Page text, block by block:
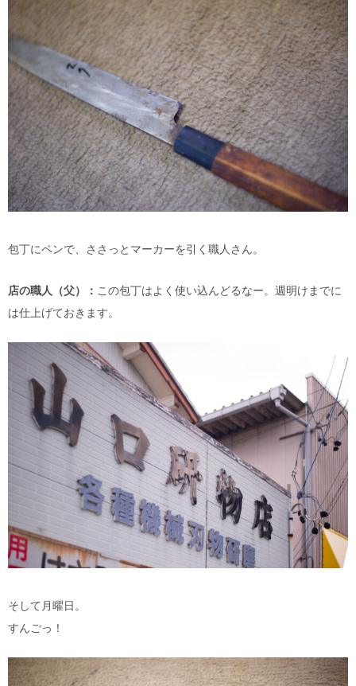
包丁にペンで、ささっとマーカーを引く職人さん。
店の職人（父）： この包丁はよく使い込んどるなー。週明けまでに
は仕上げておきます。
そして月曜日。
すんごっ！